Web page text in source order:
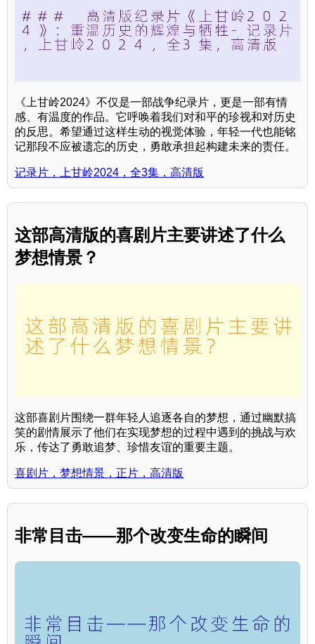
《上甘岭2024》不仅是一部战争纪录片，更是一部有情
感、有温度的作品。它呼唤着我们对和平的珍视和对历史
的反思。希望通过这样生动的视觉体验，年轻一代也能铭
记那段不应被遗忘的历史，勇敢承担起构建未来的责任。
记录片，上甘岭2024，全3集，高清版
这部高清版的喜剧片主要讲述了什么
梦想情景？
这部喜剧片围绕一群年轻人追逐各自的梦想，通过幽默搞
笑的剧情展示了他们在实现梦想的过程中遇到的挑战与欢
乐，传达了勇敢追梦、珍惜友谊的重要主题。
喜剧片，梦想情景，正片，高清版
非常目击——那个改变生命的瞬间